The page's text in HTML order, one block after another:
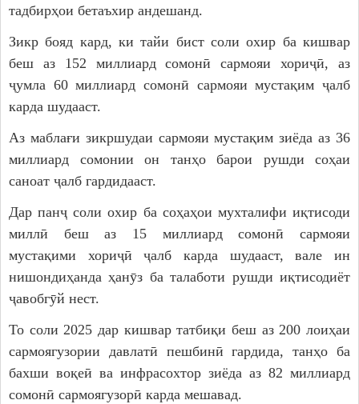
тадбирҳои бетаъхир андешанд.
Зикр бояд кард, ки тайи бист соли охир ба кишвар
беш аз 152 миллиард сомонӣ сармояи хориҷӣ, аз
ҷумла 60 миллиард сомонӣ сармояи мустақим ҷалб
карда шудааст.
Аз маблағи зикршудаи сармояи мустақим зиёда аз 36
миллиард сомонии он танҳо барои рушди соҳаи
саноат ҷалб гардидааст.
Дар панҷ соли охир ба соҳаҳои мухталифи иқтисоди
миллӣ беш аз 15 миллиард сомонӣ сармояи
мустақими хориҷӣ ҷалб карда шудааст, вале ин
нишондиҳанда ҳанӯз ба талаботи рушди иқтисодиёт
ҷавобгӯй нест.
То соли 2025 дар кишвар татбиқи беш аз 200 лоиҳаи
сармоягузории давлатӣ пешбинӣ гардида, танҳо ба
бахши воқеӣ ва инфрасохтор зиёда аз 82 миллиард
сомонӣ сармоягузорӣ карда мешавад.